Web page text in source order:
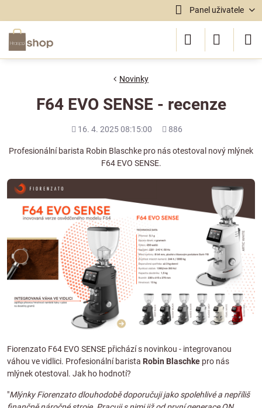
Panel uživatele
Novinky
F64 EVO SENSE - recenze
Přidáno
16. 4. 2025 08:15:00
Počet
886
Profesionální barista Robin Blaschke pro nás otestoval nový mlýnek
F64 EVO SENSE.
Fiorenzato F64 EVO SENSE přichází s novinkou - integrovanou
váhou ve vidlici. Profesionální barista Robin Blaschke pro nás
mlýnek otestoval. Jak ho hodnotí?
"Mlýnky Fiorenzato dlouhodobě doporučuji jako spolehlivé a nepříliš